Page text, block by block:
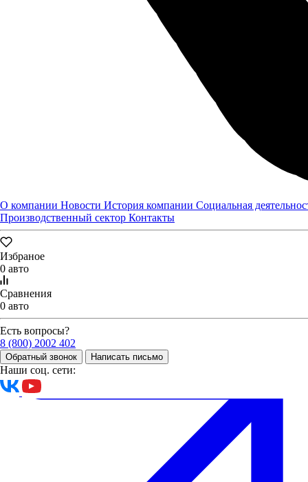
О компании Новости История компании Социальная
Производственный сектор Контакты
Избраное
0 авто
Сравнения
0 авто
Есть вопросы?
8 (800) 2002 402
Обратный звонок Написать письмо
Наши соц. сети:
Все новости
Новости